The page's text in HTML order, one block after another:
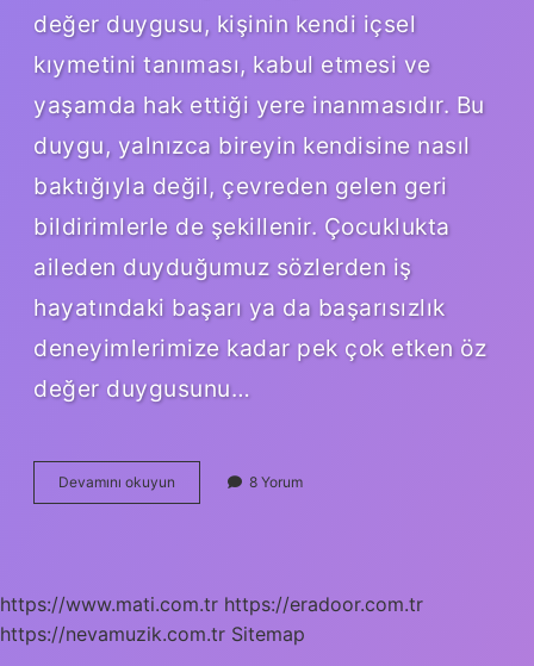
değer duygusu, kişinin kendi içsel
kıymetini tanıması, kabul etmesi ve
yaşamda hak ettiği yere inanmasıdır. Bu
duygu, yalnızca bireyin kendisine nasıl
baktığıyla değil, çevreden gelen geri
bildirimlerle de şekillenir. Çocuklukta
aileden duyduğumuz sözlerden iş
hayatındaki başarı ya da başarısızlık
deneyimlerimize kadar pek çok etken öz
değer duygusunu…
Devamını okuyun
değer
8 Yorum
https://www.mati.com.tr https://eradoor.com.tr
https://nevamuzik.com.tr Sitemap